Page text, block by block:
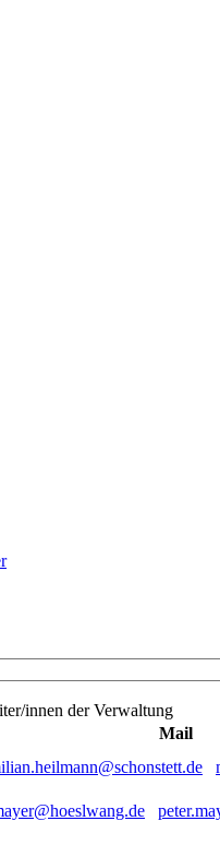
innen der Verwaltung
Mail